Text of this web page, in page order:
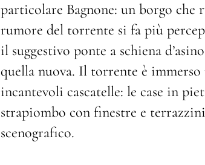
particolare Bagnone: un borgo
rumore del torrente si fa più
il suggestivo ponte a schiena
quella nuova. Il torrente è
incantevoli cascatelle: le case in
strapiombo con finestre e
scenografico.